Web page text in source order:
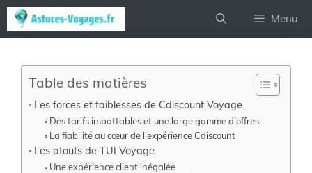
Aller
au
Menu
Table des matières
Les forces et faiblesses de Cdiscount Voyage
Des tarifs imbattables et une large gamme d’offres
La fiabilité au cœur de l’expérience Cdiscount
Les atouts de TUI Voyage
Une expérience client inégalée